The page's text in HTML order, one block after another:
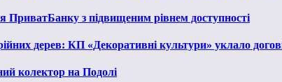
ПриватБанку з підвищеним рівнем доступності
дерев: КП «Декоративні культури» уклало
колектор на Подолі